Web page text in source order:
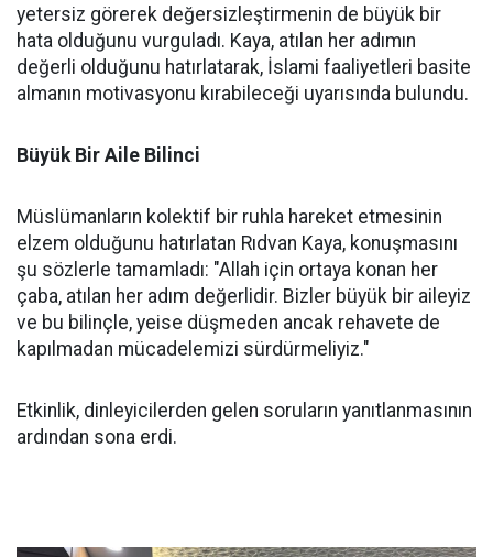
yetersiz görerek değersizleştirmenin de büyük bir
hata olduğunu vurguladı. Kaya, atılan her adımın
değerli olduğunu hatırlatarak, İslami faaliyetleri basite
almanın motivasyonu kırabileceği uyarısında bulundu.
Büyük Bir Aile Bilinci
Müslümanların kolektif bir ruhla hareket etmesinin
elzem olduğunu hatırlatan Rıdvan Kaya, konuşmasını
şu sözlerle tamamladı: "Allah için ortaya konan her
çaba, atılan her adım değerlidir. Bizler büyük bir aileyiz
ve bu bilinçle, yeise düşmeden ancak rehavete de
kapılmadan mücadelemizi sürdürmeliyiz."
Etkinlik, dinleyicilerden gelen soruların yanıtlanmasının
ardından sona erdi.